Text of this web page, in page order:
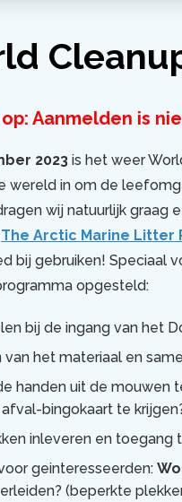
Aanmelden is
2023 is het weer
wereld in om de
wij natuurlijk graag
The Arctic Marine Litter
bij gebruiken! Speciaal
opgesteld:
bij de ingang van het
van het materiaal en
handen uit de mouwen
bingokaart te
inleveren en toegang
geinteresseerden:
(beperkte